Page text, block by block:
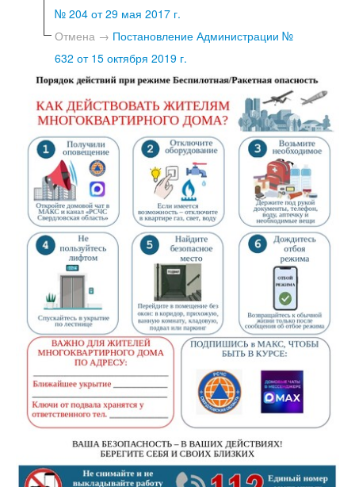
№ 204 от 29 мая 2017 г.
Отмена → Постановление Администрации №
632 от 15 октября 2019 г.